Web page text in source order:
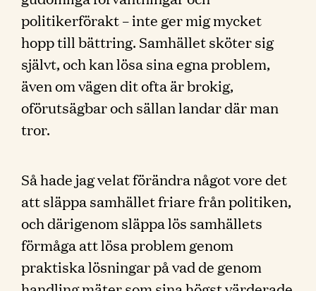
politikerförakt – inte ger mig mycket
hopp till bättring. Samhället sköter sig
självt, och kan lösa sina egna problem,
även om vägen dit ofta är brokig,
oförutsägbar och sällan landar där man
tror.
Så hade jag velat förändra något vore det
att släppa samhället friare från politiken,
och därigenom släppa lös samhällets
förmåga att lösa problem genom
praktiska lösningar på vad de genom